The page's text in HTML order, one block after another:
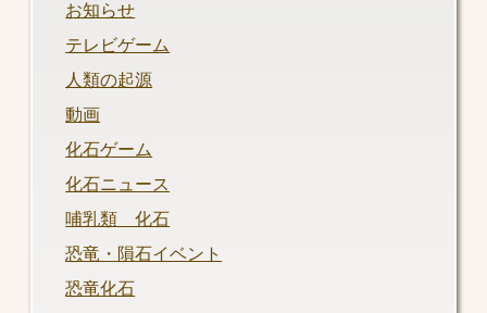
お知らせ
テレビゲーム
人類の起源
動画
化石ゲーム
化石ニュース
哺乳類 化石
恐竜・隕石イベント
恐竜化石